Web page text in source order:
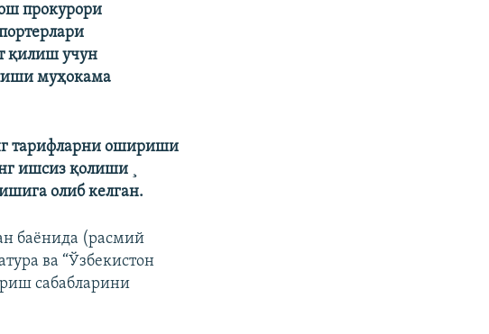
прокурори
қилиш учун
муҳокама
тарифларни ошириши
ишсиз қолиши ¸
олиб келган.
баëнида (расмий
ва “Ўзбекистон
сабабларини